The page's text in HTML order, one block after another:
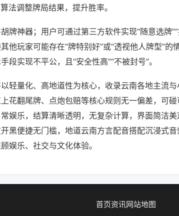
法调整牌局结果，提升胜率。
牌神器；用户可通过第三方软件实现“随意选牌”“
他玩家可能存在“牌特别好”或“透视他人牌型”的
段实现不平公，且“安全性高”“不被封号”。
轻量化、高地道性为核心，收录云南各地主流
花翻尾牌、点炮包赔等核心规则无一偏差，可
娱乐，结算清晰透明，无复杂计算，界面简洁
黑便捷无门槛，地道云南方言配音搭配沉浸式
娱乐、社交与文化体验。
首页资讯网站地图